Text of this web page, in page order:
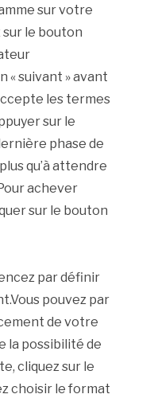
sur votre
sur le bouton
« suivant » avant
les termes
sur le
phase de
qu’à attendre
achever
sur le bouton
par définir
pouvez par
de votre
la possibilité de
cliquez sur le
choisir le format